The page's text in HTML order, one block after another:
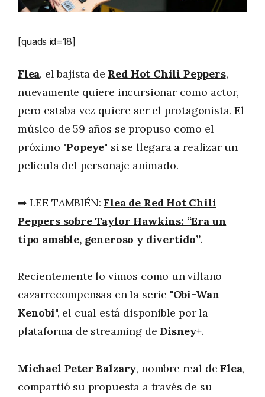
[quads id=18]
Flea, el bajista de Red Hot Chili Peppers,
nuevamente quiere incursionar como actor,
pero estaba vez quiere ser el protagonista. El
músico de 59 años se propuso como el
próximo "Popeye" si se llegara a realizar un
película del personaje animado.
➡ LEE TAMBIÉN:Flea de Red Hot Chili
Peppers sobre Taylor Hawkins: “Era un
tipo amable, generoso y divertido”.
Recientemente lo vimos como un villano
cazarrecompensas en la serie "Obi-Wan
Kenobi", el cual está disponible por la
plataforma de streaming deDisney+.
Michael Peter Balzary, nombre real deFlea,
compartió su propuesta a través de su